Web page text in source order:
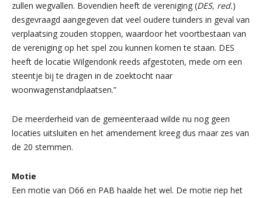
zullen wegvallen. Bovendien heeft de vereniging (DES, red.)
desgevraagd aangegeven dat veel oudere tuinders in geval van
verplaatsing zouden stoppen, waardoor het voortbestaan van
de vereniging op het spel zou kunnen komen te staan. DES
heeft de locatie Wilgendonk reeds afgestoten, mede om een
steentje bij te dragen in de zoektocht naar
woonwagenstandplaatsen.”
De meerderheid van de gemeenteraad wilde nu nog geen
locaties uitsluiten en het amendement kreeg dus maar zes van
de 20 stemmen.
Motie
Een motie van D66 en PAB haalde het wel. De motie riep het